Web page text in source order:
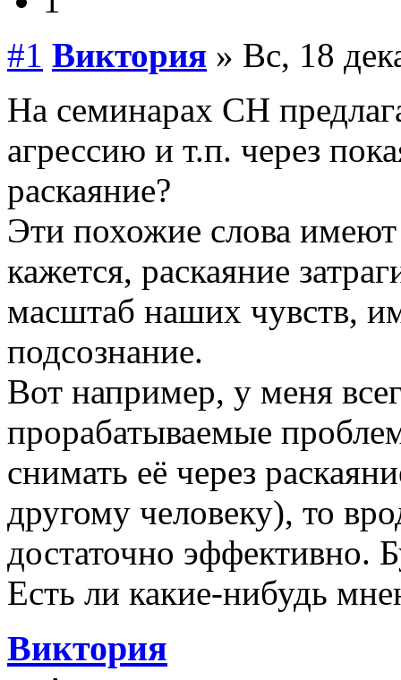
#1 Виктория » Вс, 18
На семинарах СН
агрессию и т.п. через
раскаяние?
Эти похожие слова
кажется, раскаяние
масштаб наших чувств,
подсознание.
Вот например, у меня
прорабатываемые
снимать её через
другому человеку), то
достаточно эффективно.
Есть ли какие-нибудь
Виктория